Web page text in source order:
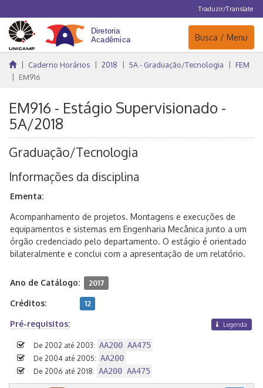
Traduzir/Translate
Navegação
Busca / Menu
Caderno Horários 2018 5A - Graduação/Tecnologia
FEM
EM916
EM916 - Estágio Supervisionado -
5A/2018
Graduação/Tecnologia
Informações da disciplina
Ementa:
Acompanhamento de projetos. Montagens e execuções de
equipamentos e sistemas em Engenharia Mecânica junto a um
órgão credenciado pelo departamento. O estágio é orientado
bilateralmente e conclui com a apresentação de um relatório.
Ano de Catálogo: 2017
Créditos: 12
Pré-requisitos: Legenda
De 2002 até 2003: AA200 AA475
De 2004 até 2005: AA200
De 2006 até 2018: AA200 AA475